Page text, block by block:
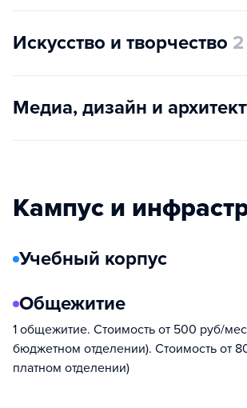
Искусство и творчество 2
Медиа, дизайн и
Кампус и
Учебный корпус
Общежитие
1 общежитие. Стоимость от 500 руб/
бюджетном отделении). Стоимость от
платном отделении)